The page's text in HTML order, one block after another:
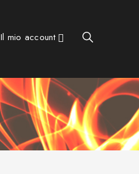
Il mio account 